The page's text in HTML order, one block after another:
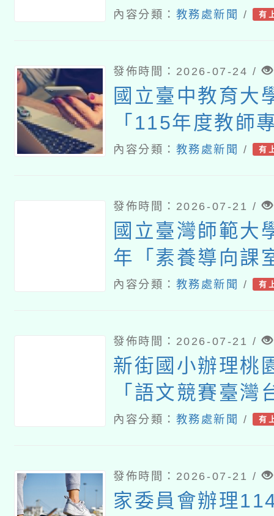
研習」
內容分類： 教務處新聞 / 有
發佈時間：2026-07-24 /
國立臺中教育大
「115年度教師
習—「夢的N次
內容分類： 教務處新聞 / 有
發佈時間：2026-07-21 /
國立臺灣師範大
年「素養導向課
建置暨推廣計畫
內容分類： 教務處新聞 / 有
發佈時間：2026-07-21 /
新街國小辦理桃
「語文競賽臺灣
演說及演說組選
內容分類： 教務處新聞 / 有
發佈時間：2026-07-21 /
家委員會辦理